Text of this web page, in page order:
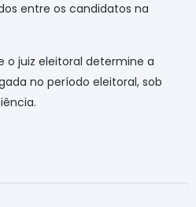
entre os candidatos na
o juiz eleitoral determine a
no período eleitoral, sob